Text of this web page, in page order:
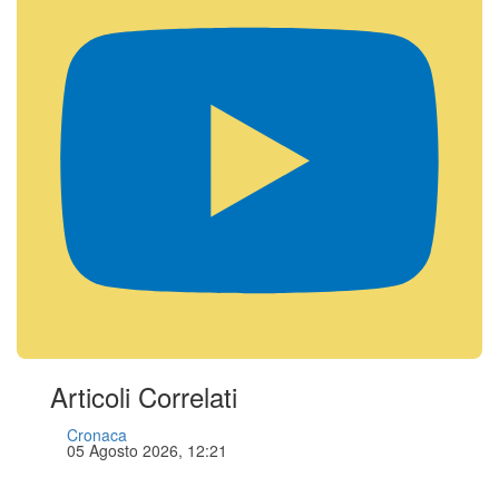
Articoli Correlati
Cronaca
05 Agosto 2026, 12:21